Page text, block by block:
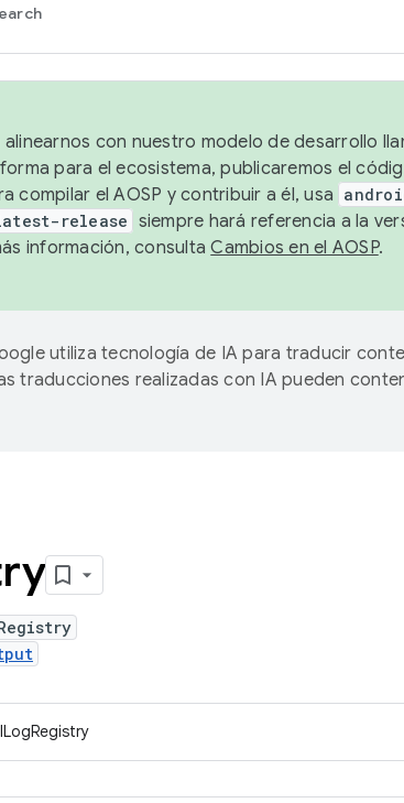
con nuestro modelo de desarrollo
para el ecosistema, publicaremos el
compilar el AOSP y contribuir a él, usa
release siempre hará referencia a la
información, consultaCambios en el AOSP.
utiliza tecnología de IA para traducir
traducciones realizadas con IA pueden